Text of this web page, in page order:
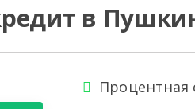
в
Процентная